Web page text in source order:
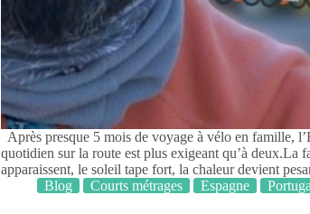
Après presque 5 mois de voyage à vélo en famille,
quotidien sur la route est plus exigeant qu’à deux.La
apparaissent, le soleil tape fort, la chaleur devient
Blog
Courts métrages Espagne